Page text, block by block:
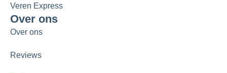
Veren Express
Over ons
Over ons
Reviews